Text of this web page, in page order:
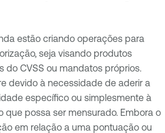
estão criando operações para
seja visando produtos
do CVSS ou mandatos próprios.
devido à necessidade de aderir a
específico ou simplesmente à
que possa ser mensurado. Embora o
em relação a uma pontuação ou